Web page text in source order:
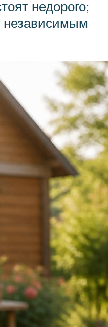
недорого;
независимым